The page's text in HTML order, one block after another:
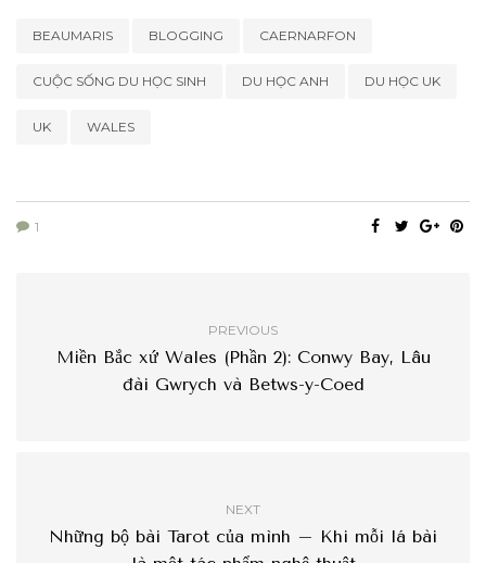
BEAUMARIS BLOGGING CAERNARFON
CUỘC SỐNG DU HỌC SINH DU HỌC ANH DU HỌC UK
UK WALES
1
PREVIOUS
Miền Bắc xứ Wales (Phần 2): Conwy Bay, Lâu
đài Gwrych và Betws-y-Coed
NEXT
Những bộ bài Tarot của mình – Khi mỗi lá bài